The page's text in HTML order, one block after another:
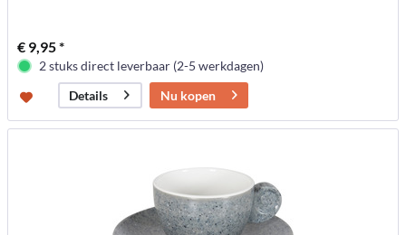
€ 9,95 *
2 stuks direct leverbaar (2-5 werkdagen)
Details
Nu kopen